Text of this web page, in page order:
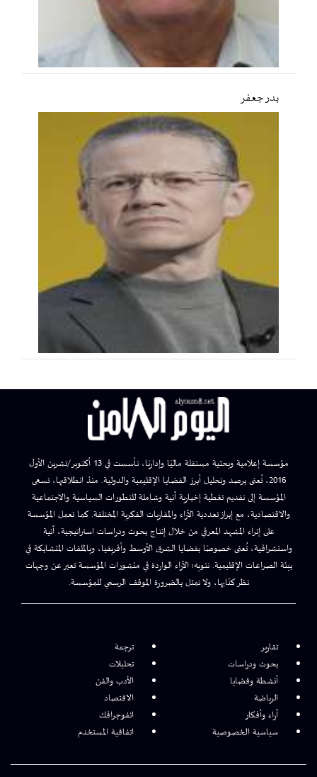
بدر جعفر
مؤسسة إعلامية وبحثية مستقلة ماليًا وإداريًا، تأسست في 13 أكتوبر/تشرين الأول
2016، تُعنى برصد وتحليل أبرز القضايا الإقليمية والدولية. منذ انطلاقتها، تسعى
المؤسسة إلى تقديم تغطية إخبارية آنية وشاملة للتطورات السياسية والاجتماعية
والاقتصادية، مع إبراز تعددية الآراء والمقاربات الفكرية المختلفة. كما تعمل المؤسسة
على إثراء المشهد المعرفي من خلال إنتاج بحوث ودراسات استراتيجية، آنية
واستشرافية، تُعنى خصوصًا بقضايا الشرق الأوسط وأفريقيا، وبالملفات المتشابكة في
بيئة الصراعات الإقليمية. تنويه: الآراء الواردة في منشورات المؤسسة تعبر عن وجهات
نظر كتّابها، ولا تمثل بالضرورة الموقف الرسمي للمؤسسة.
تقارير
ترجمة
بحوث ودراسات
تحليلات
أنشطة وقضايا
الأدب والفن
الرياضة
الاقتصاد
آراء وأفكار
انفوجرافك
سياسية الخصوصية
اتفاقية المستخدم